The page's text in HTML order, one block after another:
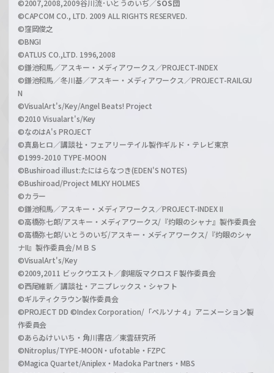
©2007,2008,2009谷川流･いとうのいぢ／SOS団
©CAPCOM CO., LTD. 2009 ALL RIGHTS RESERVED.
©窪岡俊之
©BNGI
©ATLUS CO.,LTD. 1996,2008
©鎌池和馬／アスキー・メディアワークス／PROJECT-INDEX
©鎌池和馬／冬川基／アスキー・メディアワークス／PROJECT-RAILGU
N
©VisualArt's/Key/Angel Beats! Project
©2010 Visualart's/Key
©なのはA's PROJECT
©真島ヒロ／講談社・フェアリーテイル製作ギルド・テレビ東京
©1999-2010 TYPE-MOON
©Bushiroad illust:たにはらなつき(EDEN'S NOTES)
©Bushiroad/Project MILKY HOLMES
©カラー
©鎌池和馬／アスキー・メディアワークス／PROJECT-INDEX II
©高橋弥七郎/アスキー・メディアワークス/『灼眼のシャナ』製作委員会
©高橋弥七郎/いとうのいぢ/アスキー・メディアワークス/『灼眼のシャ
ナII』製作委員会/ＭＢＳ
©VisualArt's/Key
©2009,2011 ビックウエスト／劇場版マクロスＦ製作委員会
©西尾維新／講談社・アニプレックス・シャフト
©ギルティクラウン製作委員会
©PROJECT DD ©Index Corporation/「ペルソナ４」アニメーション製
作委員会
©あらゐけいいち・角川書店／東雲研究所
©Nitroplus/TYPE-MOON・ufotable・FZPC
©Magica Quartet/Aniplex・Madoka Partners・MBS